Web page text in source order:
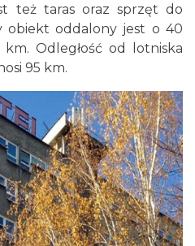
też taras oraz sprzęt do
obiekt oddalony jest o 40
Odległość od lotniska
95 km.